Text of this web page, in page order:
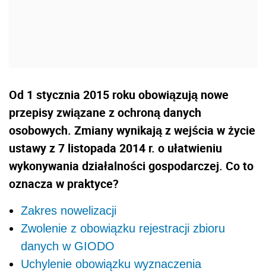
Od 1 stycznia 2015 roku obowiązują nowe
przepisy związane z ochroną danych
osobowych. Zmiany wynikają z wejścia w życie
ustawy z 7 listopada 2014 r. o ułatwieniu
wykonywania działalności gospodarczej. Co to
oznacza w praktyce?
Zakres nowelizacji
Zwolenie z obowiązku rejestracji zbioru
danych w GIODO
Uchylenie obowiązku wyznaczenia